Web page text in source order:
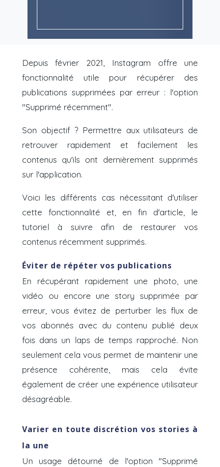
Depuis février 2021, Instagram offre une
fonctionnalité utile pour récupérer des
publications supprimées par erreur : l'option
"Supprimé récemment".
Son objectif ? Permettre aux utilisateurs de
retrouver rapidement et facilement les
contenus qu'ils ont dernièrement supprimés
sur l'application.
Voici les différents cas nécessitant d'utiliser
cette fonctionnalité et, en fin d'article, le
tutoriel à suivre afin de restaurer vos
contenus récemment supprimés.
Éviter de répéter vos publications
En récupérant rapidement une photo, une
vidéo ou encore une story supprimée par
erreur, vous évitez de perturber les flux de
vos abonnés avec du contenu publié deux
fois dans un laps de temps rapproché. Non
seulement cela vous permet de maintenir une
présence cohérente, mais cela évite
également de créer une expérience utilisateur
désagréable.
Varier en toute discrétion vos stories à
la une
Un usage détourné de l'option "Supprimé